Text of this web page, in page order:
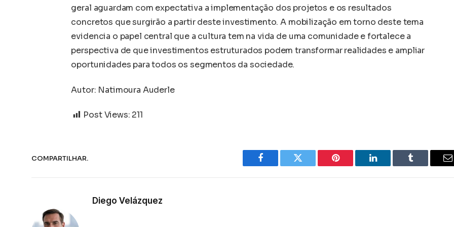
geral aguardam com expectativa a implementação dos projetos e os resultados
concretos que surgirão a partir deste investimento. A mobilização em torno deste tema
evidencia o papel central que a cultura tem na vida de uma comunidade e fortalece a
perspectiva de que investimentos estruturados podem transformar realidades e ampliar
oportunidades para todos os segmentos da sociedade.
Autor: Natimoura Auderle
Post Views: 211
COMPARTILHAR.
Facebook Twitter Pinterest LinkedIn Tumblr
Diego Velázquez